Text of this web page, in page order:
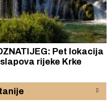
Pet lokacija
rijeke Krke